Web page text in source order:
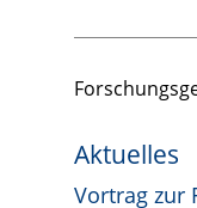
Aktuelles
Vortrag zur